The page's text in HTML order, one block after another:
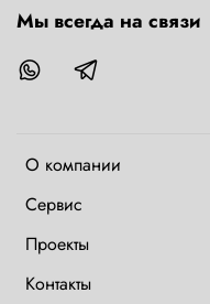
О компании
Сервис
Проекты
Контакты
Мы всегда на связи